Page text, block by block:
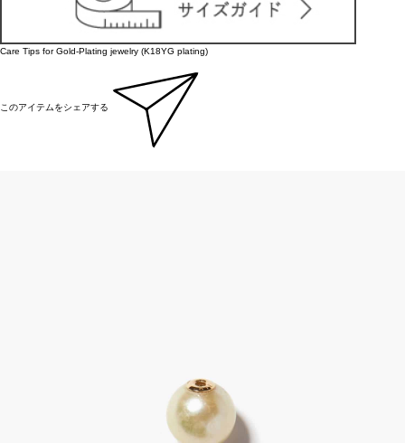
Care Tips for Gold-Plating jewelry (K18YG plating)
このアイテムをシェアする